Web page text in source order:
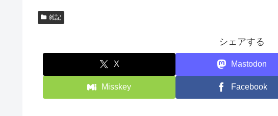
雑記
シェアする
X Mastodon
Misskey Facebook